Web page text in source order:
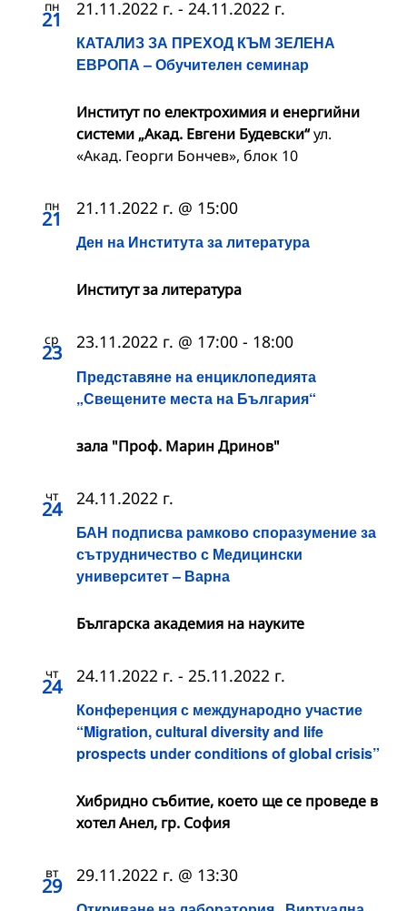
пн
21
КАТАЛИЗ ЗА ПРЕХОД КЪМ ЗЕЛЕНА
ЕВРОПА – Обучителен семинар
21.11.2022 г. - 24.11.2022 г.
Институт по електрохимия и енергийни
системи „Акад. Евгени Будевски“ул.
«Акад. Георги Бончев», блок 10
пн
21
Ден на Института за литература
21.11.2022 г. @ 15:00
Институт за литература
ср
23
Представяне на енциклопедията
„Свещените места на България“
23.11.2022 г. @ 17:00 - 18:00
зала "Проф. Марин Дринов"
чт
24
БАН подписва рамково споразумение за
сътрудничество с Медицински
университет – Варна
24.11.2022 г.
Българска академия на науките
чт
24
Конференция с международно участие
“Migration, cultural diversity and life
prospects under conditions of global crisis”
24.11.2022 г. - 25.11.2022 г.
Хибридно събитие, което ще се проведе в
хотел Анел, гр. София
вт
29 29.11.2022 г. @ 13:30